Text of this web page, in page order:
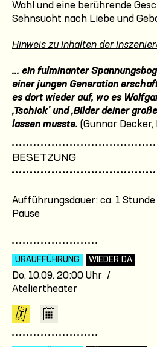
Wahl und eine berührende
Sehnsucht nach Liebe und
Hinweis zu Inhalten der
... ein fulminanter
einer jungen Generation
es dort wieder auf, wo es
,Tschick' und ,Bilder deiner
lassen musste. (Gunnar Decker,
BESETZUNG
Aufführungsdauer: ca. 1
Pause
URAUFFÜHRUNG WIEDER DA
Do, 10.09. 20:00 Uhr /
Ateliertheater